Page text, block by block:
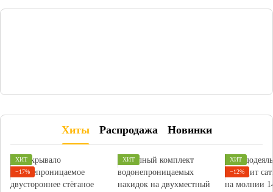
Хиты Распродажа Новинки
ХИТ
−17%
ХИТ
ХИТ
−12%